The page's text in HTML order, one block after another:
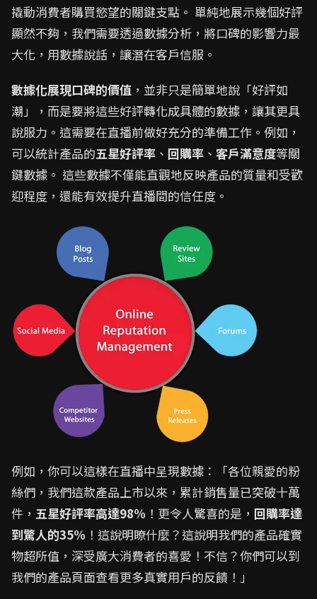
撬動消費者購買慾望的關鍵支點。 單純地展示幾個好評
顯然不夠，我們需要透過數據分析，將口碑的影響力最
大化，用數據說話，讓潛在客戶信服。
數據化展現口碑的價值 ，並非只是簡單地說「好評如
潮」，而是要將這些好評轉化成具體的數據，讓其更具
說服力。這需要在直播前做好充分的準備工作。例如，
可以統計產品的五星好評率 、 回購率 、 客戶滿意度等關
鍵數據。 這些數據不僅能直觀地反映產品的質量和受歡
迎程度，還能有效提升直播間的信任度。
例如，你可以這樣在直播中呈現數據：「各位親愛的粉
絲們，我們這款產品上市以來，累計銷售量已突破十萬
件， 五星好評率高達98% ！更令人驚喜的是， 回購率達
到驚人的35% ！這說明瞭什麼？這說明我們的產品確實
物超所值，深受廣大消費者的喜愛！不信？你們可以到
我們的產品頁面查看更多真實用戶的反饋！」